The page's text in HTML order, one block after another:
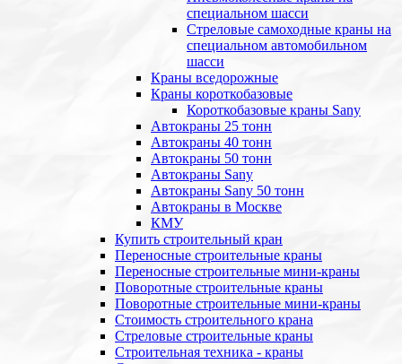
специальном шасси
Стреловые самоходные краны на
специальном автомобильном
шасси
Краны вседорожные
Краны короткобазовые
Короткобазовые краны Sany
Автокраны 25 тонн
Автокраны 40 тонн
Автокраны 50 тонн
Автокраны Sany
Автокраны Sany 50 тонн
Автокраны в Москве
КМУ
Купить строительный кран
Переносные строительные краны
Переносные строительные мини-краны
Поворотные строительные краны
Поворотные строительные мини-краны
Стоимость строительного крана
Стреловые строительные краны
Строительная техника - краны